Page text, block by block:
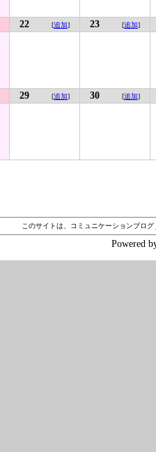
22 [追加] 23 [追加]
29 [追加] 30 [追加]
このサイトは、コミュニケーションブログ
Powered